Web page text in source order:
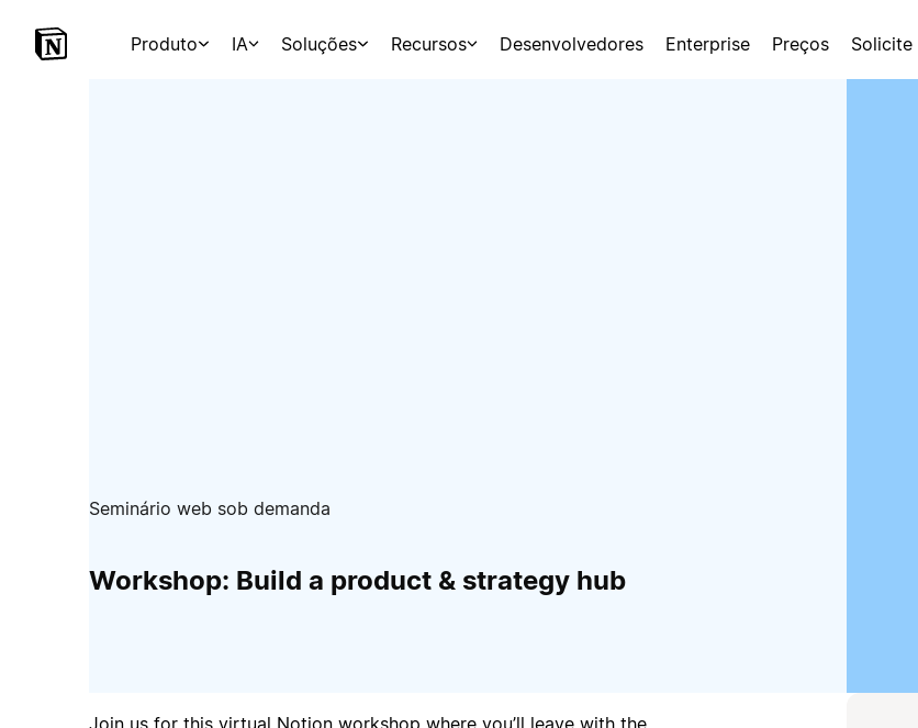
Produto IA Soluções Recursos Desenvolvedores Enterprise Preços Solicite
Seminário web sob demanda
Workshop: Build a product & strategy hub